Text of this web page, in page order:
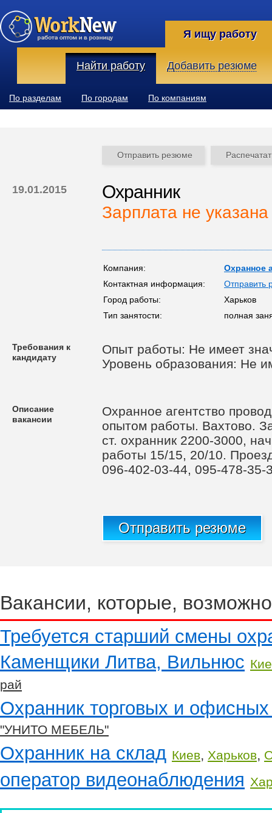
Я ищу работу
Найти работу Добавить резюме
По разделам По городам По компаниям
Отправить резюме
19.01.2015 Охранник
Зарплата не указана
Компания:
Охранное
Контактная информация:
Отправить
Город работы:
Харьков
Тип занятости:
полная
Требования к
кандидату
Опыт работы: Не имеет
Уровень образования: Не
Описание
вакансии
Охранное агентство
опытом работы. Вахтово.
ст. охранник 2200-3000,
работы 15/15, 20/10.
096-402-03-44, 095-478-35-
Отправить резюме
Вакансии, которые,
Требуется старший смены
Каменщики Литва, Вильнюс
рай
Охранник торговых и
"УНИТО МЕБЕЛЬ"
Охранник на склад Киев, Харьков,
оператор видеонаблюдения